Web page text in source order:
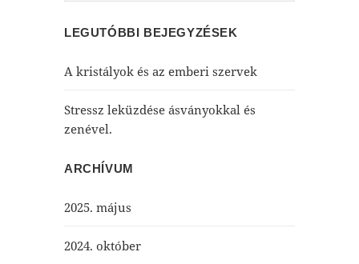
LEGUTÓBBI BEJEGYZÉSEK
A kristályok és az emberi szervek
Stressz leküzdése ásványokkal és
zenével.
ARCHÍVUM
2025. május
2024. október